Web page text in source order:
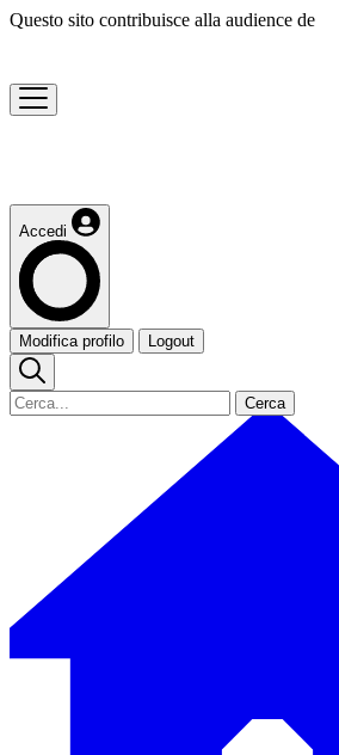
Questo sito contribuisce alla audience de
Accedi
Modifica profilo Logout
Cerca